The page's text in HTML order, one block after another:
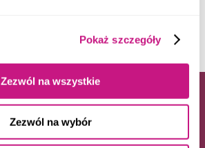
Pokaż szczegóły
Zezwól na wszystkie
Zezwól na wybór
Napisz do nas